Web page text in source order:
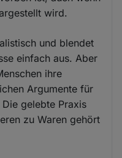
wird.
und blendet
einfach aus. Aber
ihre
Argumente für
gelebte Praxis
zu Waren gehört